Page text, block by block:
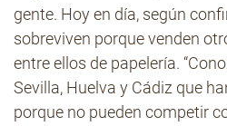
gente. Hoy en día, según
sobreviven porque venden
entre ellos de papelería.
Sevilla, Huelva y Cádiz que
porque no pueden competir